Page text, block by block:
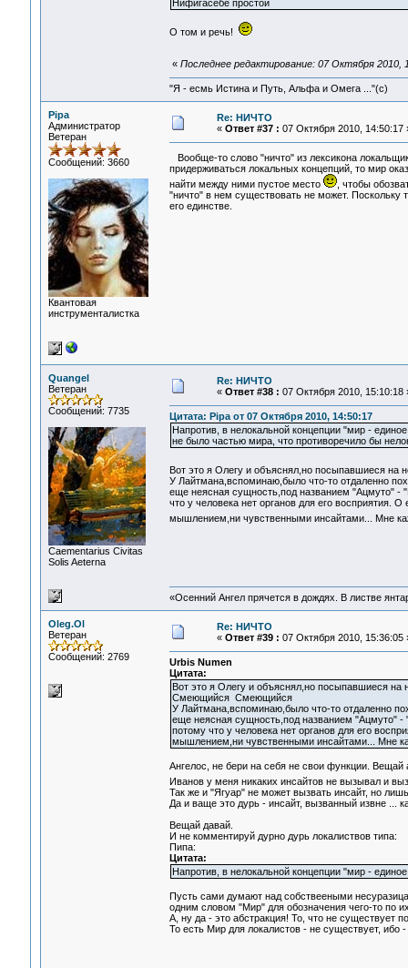
Нифигасебе простой
О том и речь!
« Последнее редактирование: 07 Октября 2010,
"Я - есмь Истина и Путь, Альфа и Омега ..."(с)
Pipa
Администратор
Ветеран
Сообщений: 3660
Квантовая
инструменталистка
Re: НИЧТО
« Ответ #37 : 07 Октября 2010, 14:50:17
Вообще-то слово "ничто" из лексикона
придерживаться локальных концепций, то мир
найти между ними пустое место
, чтобы
"ничто" в нем существовать не может. Поскольку
его единстве.
Quangel
Ветеран
Сообщений: 7735
Сaementarius Civitas
Solis Aeterna
Re: НИЧТО
« Ответ #38 : 07 Октября 2010, 15:10:18
Цитата: Pipa от 07 Октября 2010, 14:50:17
Напротив, в нелокальной концепции "мир -
не было частью мира, что противоречило бы
Вот это я Олегу и объяснял,но посыпавшиеся на
У Лайтмана,вспоминаю,было что-то отдаленно
еще неясная сущность,под названием "Ацмуто" -
что у человека нет органов для его восприятия.
мышлением,ни чувственными инсайтами... Мне
«Осенний Ангел прячется в дождях. В листве
Oleg.Ol
Ветеран
Сообщений: 2769
Re: НИЧТО
« Ответ #39 : 07 Октября 2010, 15:36:05
Urbis Numen
Цитата:
Вот это я Олегу и объяснял,но посыпавшиеся на
Смеющийся Смеющийся
У Лайтмана,вспоминаю,было что-то отдаленно
еще неясная сущность,под названием "Ацмуто" -
потому что у человека нет органов для его
мышлением,ни чувственными инсайтами... Мне
Ангелос, не бери на себя не свои функции. Вещай
Иванов у меня никаких инсайтов не вызывал и
Так же и "Ягуар" не может вызвать инсайт, но
Да и ваще это дурь - инсайт, вызванный извне ...
Вещай давай.
И не комментируй дурно дурь локалиствов типа:
Пипа:
Цитата:
Напротив, в нелокальной концепции "мир -
Пусть сами думают над собствееными
одним словом "Мир" для обозначения чего-то по
А, ну да - это абстракция! То, что не существует
То есть Мир для локалистов - не существует, ибо -